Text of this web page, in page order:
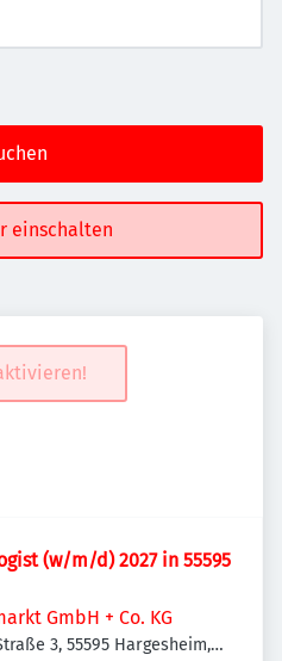
einschalten
(w/m/d) 2027 in 55595
GmbH + Co. KG
3, 55595 Hargesheim,